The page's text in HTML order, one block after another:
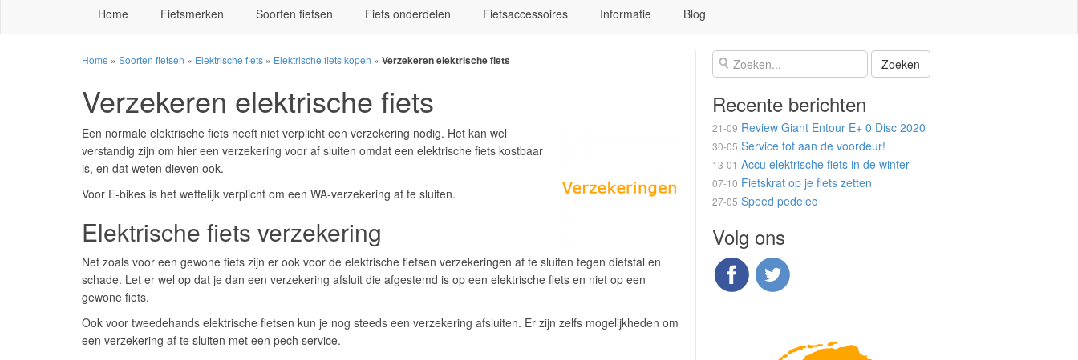
Home Fietsmerken Soorten fietsen Fiets onderdelen Fietsaccessoires Informatie Blog
Home » Soorten fietsen » Elektrische fiets » Elektrische fiets kopen » Verzekeren elektrische fiets
Verzekeren elektrische fiets
Een normale elektrische fiets heeft niet verplicht een verzekering nodig. Het kan wel
verstandig zijn om hier een verzekering voor af sluiten omdat een elektrische fiets kostbaar
is, en dat weten dieven ook.
Voor E-bikes is het wettelijk verplicht om een WA-verzekering af te sluiten.
Elektrische fiets verzekering
Net zoals voor een gewone fiets zijn er ook voor de elektrische fietsen verzekeringen af te sluiten tegen diefstal en
schade. Let er wel op dat je dan een verzekering afsluit die afgestemd is op een elektrische fiets en niet op een
gewone fiets.
Ook voor tweedehands elektrische fietsen kun je nog steeds een verzekering afsluiten. Er zijn zelfs mogelijkheden om
een verzekering af te sluiten met een pech service.
Recente berichten
21-09 Review Giant Entour E+ 0 Disc 2020
30-05 Service tot aan de voordeur!
13-01 Accu elektrische fiets in de winter
07-10 Fietskrat op je fiets zetten
27-05 Speed pedelec
Volg ons